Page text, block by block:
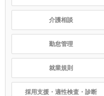
介護相談
勤怠管理
就業規則
採用支援・適性検査・診断